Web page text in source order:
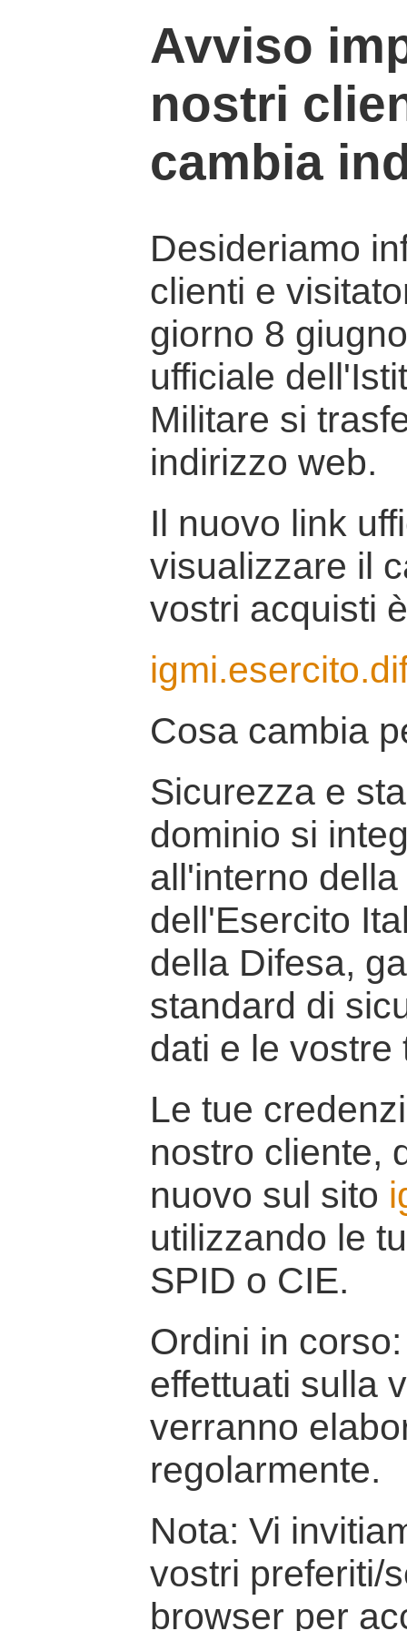
Avviso
nostri
cambia
Desideriamo
clienti e
giorno 8
ufficiale
Militare si
indirizzo web.
Il nuovo link
visualizzare il
vostri acquisti
Cosa cambia
Sicurezza e
dominio si
all'interno
dell'Esercito
della Difesa,
standard di
dati e le vostre
Le tue
nostro cliente,
nuovo sul sito
utilizzando le
SPID o CIE.
Ordini in
effettuati sulla
verranno
regolarmente.
Nota: Vi
vostri preferiti/
browser per